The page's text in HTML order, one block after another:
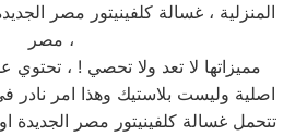
المنزلية ، غسالة كلفينيتور مصر
مصر ،
مميزاتها لا تعد ولا تحصي ! ،
اصلية وليست بلاستيك وهذا امر نادر
تتحمل غسالة كلفينيتور مصر الجديدة